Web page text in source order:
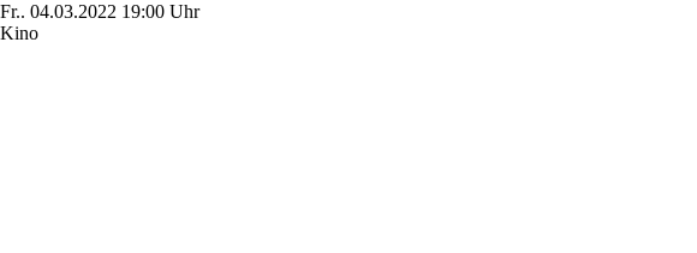
Fr.. 04.03.2022 19:00 Uhr
Kino